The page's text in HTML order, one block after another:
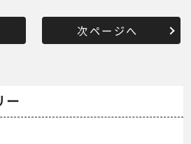
次ページへ
ー